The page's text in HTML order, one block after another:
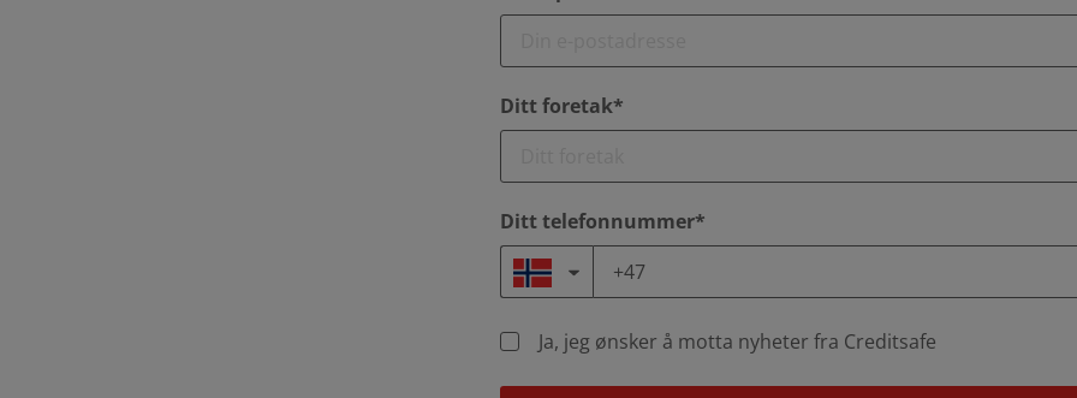
Ditt foretak*
Ditt telefonnummer*
Ja, jeg ønsker å motta nyheter fra Creditsafe